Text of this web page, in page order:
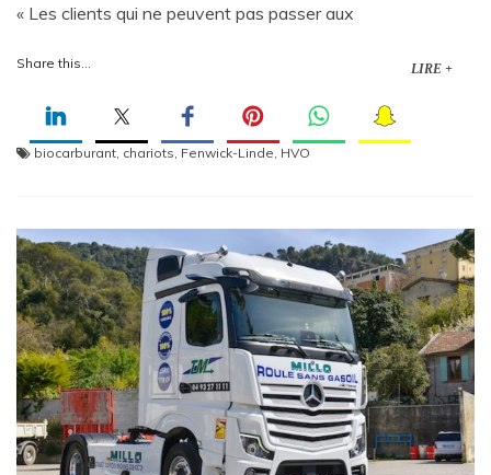
« Les clients qui ne peuvent pas passer aux
Share this... LIRE +
biocarburant, chariots, Fenwick-Linde, HVO